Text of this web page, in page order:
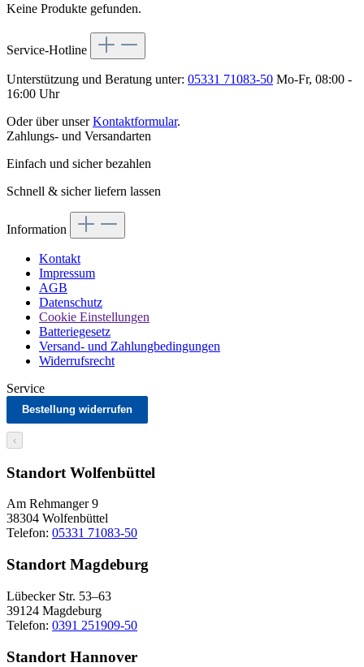
Keine Produkte gefunden.
Service-Hotline
Unterstützung und Beratung unter: 05331 71083-50 Mo-Fr, 08:00 -
16:00 Uhr
Oder über unserKontaktformular.
Zahlungs- und Versandarten
Einfach und sicher bezahlen
Schnell & sicher liefern lassen
Information
Kontakt
Impressum
AGB
Datenschutz
Cookie Einstellungen
Batteriegesetz
Versand- und Zahlungbedingungen
Widerrufsrecht
Service
Bestellung widerrufen
‹
Standort Wolfenbüttel
Am Rehmanger 9
38304 Wolfenbüttel
Telefon: 05331 71083-50
Standort Magdeburg
Lübecker Str. 53–63
39124 Magdeburg
Telefon: 0391 251909-50
Standort Hannover